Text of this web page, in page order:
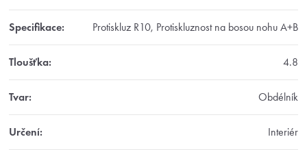
Specifikace: Protiskluz R10, Protiskluznost na bosou nohu A+B
Tloušťka: 4.8
Tvar: Obdélník
Určení: Interiér